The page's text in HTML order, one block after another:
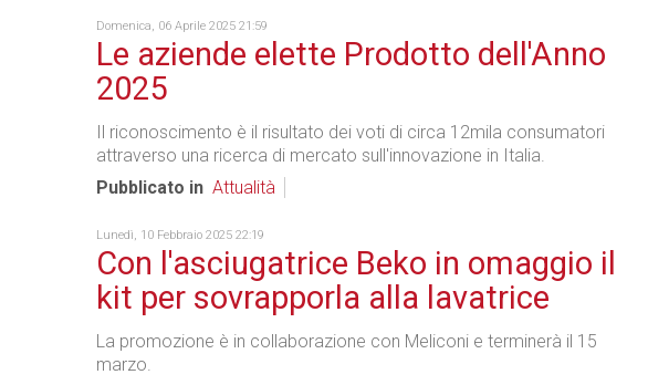
Domenica, 06 Aprile 2025 21:59
Le aziende elette Prodotto dell'Anno
2025
Il riconoscimento è il risultato dei voti di circa 12mila consumatori
attraverso una ricerca di mercato sull'innovazione in Italia.
Pubblicato in Attualità
Lunedì, 10 Febbraio 2025 22:19
Con l'asciugatrice Beko in omaggio il
kit per sovrapporla alla lavatrice
La promozione è in collaborazione con Meliconi e terminerà il 15
marzo.